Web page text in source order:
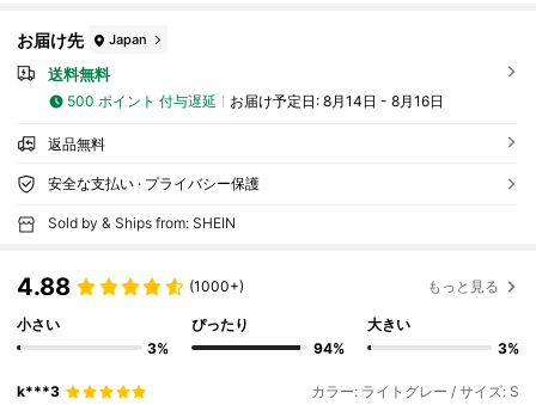
お届け先 Japan
送料無料
500 ポイント 付与遅延 お届け予定日: 8月14日 - 8月16日
返品無料
安全な支払い · プライバシー保護
Sold by & Ships from: SHEIN
4.88 (1000+) もっと見る
小さい
3%
ぴったり
94%
大きい
3%
k***3 カラー: ライトグレー / サイズ: S